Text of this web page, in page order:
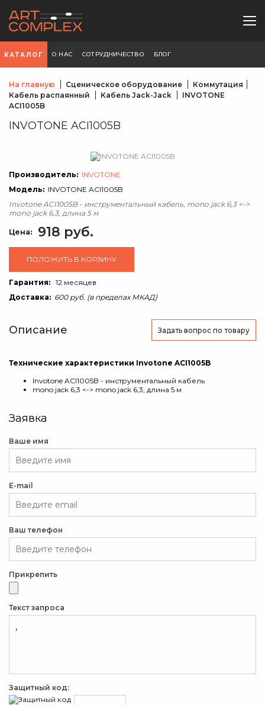
КАТАЛОГ О НАС СОТРУДНИЧЕСТВО БЛОГ
На главную Сценическое оборудование
Коммутация
Кабель распаянный
Кабель Jack-Jack
INVOTONE
ACI1005B
INVOTONE ACI1005B
Производитель: INVOTONE
Модель: INVOTONE ACI1005B
Invotone ACI1005B - инструментальный кабель, mono jack 6,3 <->
mono jack 6,3, длина 5 м
Цена: 918 руб.
ПОЛОЖИТЬ В КОРЗИНУ
Гарантия: 12 месяцев
Доставка: 600 руб. (в пределах МКАД)
Описание Задать вопрос по товару
Технические характеристики Invotone ACI1005B
Invotone ACI1005B - инструментальный кабель
mono jack 6,3 <-> mono jack 6,3, длина 5 м
Заявка
Ваше имя
E-mail
Ваш телефон
Прикрепить
Текст запроса
Защитный код: